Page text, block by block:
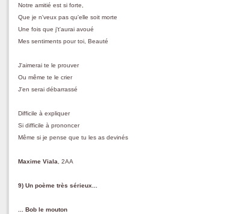
Notre amitié est si forte,
Que je n'veux pas qu'elle soit morte
Une fois que j't'aurai avoué
Mes sentiments pour toi, Beauté
J'aimerai te le prouver
Ou même te le crier
J'en serai débarrassé
Difficile à expliquer
Si difficile à prononcer
Même si je pense que tu les as devinés
Maxime Viala , 2AA
9) Un poème très sérieux...
... Bob le mouton